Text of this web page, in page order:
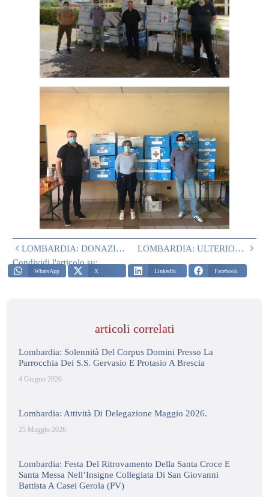
LOMBARDIA: DONAZIONE DI DERRATE ALIMENTARI A BRESCIA
LOMBARDIA: ULTERIORI DONAZIONI A CELLATICA, PAVIA E BRESCIA
Condividi l'articolo su:
WhatsApp X LinkedIn Facebook
articoli correlati
Lombardia: Solennità Del Corpus Domini Presso La
Parrocchia Dei S.S. Gervasio E Protasio A Brescia
4 Giugno 2026
Lombardia: Attività Di Delegazione Maggio 2026.
25 Maggio 2026
Lombardia: Festa Del Ritrovamento Della Santa Croce E
Santa Messa Nell’Insigne Collegiata Di San Giovanni
Battista A Casei Gerola (PV)